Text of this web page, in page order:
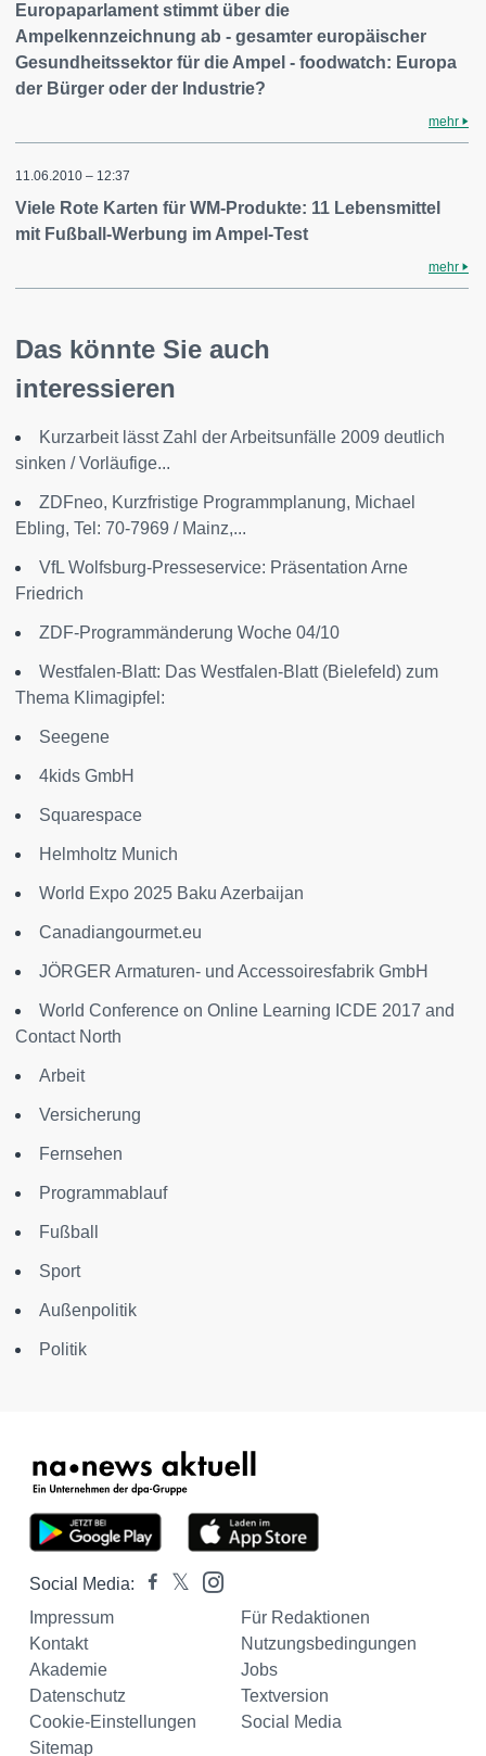
Europaparlament stimmt über die
Ampelkennzeichnung ab - gesamter europäischer
Gesundheitssektor für die Ampel - foodwatch: Europa
der Bürger oder der Industrie?
mehr
11.06.2010 – 12:37
Viele Rote Karten für WM-Produkte: 11 Lebensmittel
mit Fußball-Werbung im Ampel-Test
mehr
Das könnte Sie auch
interessieren
Kurzarbeit lässt Zahl der Arbeitsunfälle 2009 deutlich
sinken / Vorläufige...
ZDFneo, Kurzfristige Programmplanung, Michael
Ebling, Tel: 70-7969 / Mainz,...
VfL Wolfsburg-Presseservice: Präsentation Arne
Friedrich
ZDF-Programmänderung Woche 04/10
Westfalen-Blatt: Das Westfalen-Blatt (Bielefeld) zum
Thema Klimagipfel:
Seegene
4kids GmbH
Squarespace
Helmholtz Munich
World Expo 2025 Baku Azerbaijan
Canadiangourmet.eu
JÖRGER Armaturen- und Accessoiresfabrik GmbH
World Conference on Online Learning ICDE 2017 and
Contact North
Arbeit
Versicherung
Fernsehen
Programmablauf
Fußball
Sport
Außenpolitik
Politik
Social Media:
Impressum
Für Redaktionen
Kontakt
Nutzungsbedingungen
Akademie
Jobs
Datenschutz
Textversion
Cookie-Einstellungen
Social Media
Sitemap